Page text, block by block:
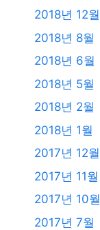
2018년 12월
2018년 8월
2018년 6월
2018년 5월
2018년 2월
2018년 1월
2017년 12월
2017년 11월
2017년 10월
2017년 7월